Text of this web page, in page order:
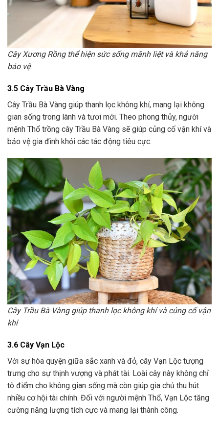
Cây Xương Rồng thể hiện sức sống mãnh liệt và khả năng
bảo vệ
3.5 Cây Trầu Bà Vàng
Cây Trầu Bà Vàng giúp thanh lọc không khí, mang lại không
gian sống trong lành và tươi mới. Theo phong thủy, người
mệnh Thổ trồng cây Trầu Bà Vàng sẽ giúp củng cố vận khí và
bảo vệ gia đình khỏi các tác động tiêu cực.
Cây Trầu Bà Vàng giúp thanh lọc không khí và củng cố vận
khí
3.6 Cây Vạn Lộc
Với sự hòa quyện giữa sắc xanh và đỏ, cây Vạn Lộc tượng
trưng cho sự thịnh vượng và phát tài. Loài cây này không chỉ
tô điểm cho không gian sống mà còn giúp gia chủ thu hút
nhiều cơ hội tài chính. Đối với người mệnh Thổ, Vạn Lộc tăng
cường năng lượng tích cực và mang lại thành công.